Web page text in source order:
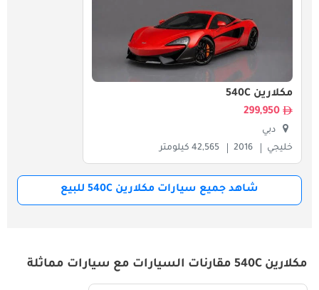
مكلارين 540C
299,950
دبي
خليجي
2016 42,565 كيلومتر
شاهد جميع سيارات مكلارين 540C للبيع
مكلارين 540C مقارنات السيارات مع سيارات مماثلة